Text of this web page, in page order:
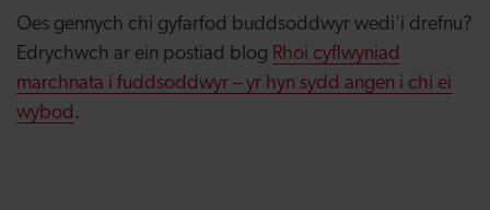
Oes gennych chi gyfarfod buddsoddwyr wedi'i drefnu?
Edrychwch ar ein postiad blog Rhoi cyflwyniad
marchnata i fuddsoddwyr – yr hyn sydd angen i chi ei
wybod .